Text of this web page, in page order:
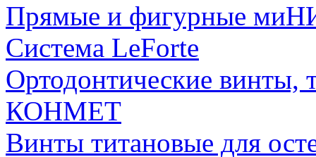
Прямые и фигурные
Система LeForte
Ортодонтические винты,
КОНМЕТ
Винты титановые для